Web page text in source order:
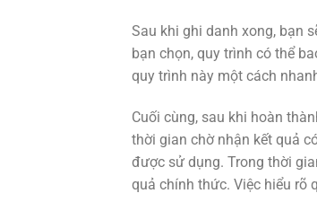
Sau khi ghi danh xong, bạn
bạn chọn, quy trình có thể
quy trình này một cách
Cuối cùng, sau khi hoàn
thời gian chờ nhận kết quả
được sử dụng. Trong thời
quả chính thức. Việc hiểu rõ